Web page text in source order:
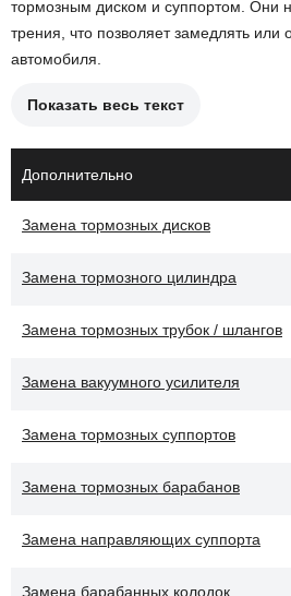
тормозным диском и суппортом. Они
трения, что позволяет замедлять или
автомобиля.
Причины необходимости замены
Появление скрипа или стука
Проблемы с тормозной системой.
Highlander будет обеспечивать
Показать весь текст
Дополнительно
Замена тормозных дисков
Замена тормозного цилиндра
Замена тормозных трубок / шлангов
Замена вакуумного усилителя
Замена тормозных суппортов
Замена тормозных барабанов
Замена направляющих суппорта
Замена барабанных колодок